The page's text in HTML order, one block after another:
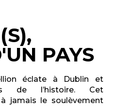
PAYS
éclate à Dublin et
de l’histoire. Cet
jamais le soulèvement